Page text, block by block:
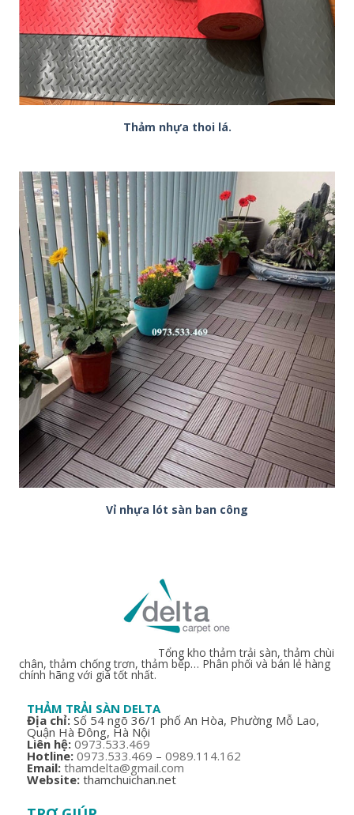
Thảm nhựa thoi lá.
Vỉ nhựa lót sàn ban công
Tổng kho thảm trải sàn, thảm chùi
chân, thảm chống trơn, thảm bếp… Phân phối và bán lẻ hàng
chính hãng với giá tốt nhất.
THẢM TRẢI SÀN DELTA
Địa chỉ: Số 54 ngõ 36/1 phố An Hòa, Phường Mỗ Lao,
Quận Hà Đông, Hà Nội
Liên hệ: 0973.533.469
Hotline: 0973.533.469 – 0989.114.162
Email: thamdelta@gmail.com
Website: thamchuichan.net